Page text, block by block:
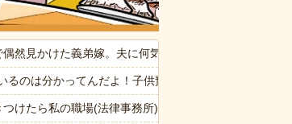
がし始めたので、夫経由で「ガンではないか」と伝
！）って思った
偶然見かけた義弟嫁。夫に何気なくその話しただけな
るのは分かってんだよ！子供預かれ！(ドアケリー！
つけたら私の職場(法律事務所)に乗り込んできた 堂々